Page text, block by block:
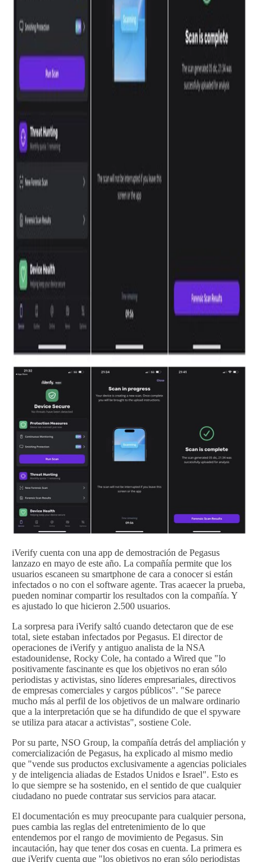
iVerify cuenta con una app de demostración de Pegasus
lanzazo en mayo de este año. La compañía permite que los
usuarios escaneen su smartphone de cara a conocer si están
infectados o no con el software agente. Tras acaecer la prueba,
pueden nominar compartir los resultados con la compañía. Y
es ajustado lo que hicieron 2.500 usuarios.
La sorpresa para iVerify saltó cuando detectaron que de ese
total, siete estaban infectados por Pegasus. El director de
operaciones de iVerify y antiguo analista de la NSA
estadounidense, Rocky Cole, ha contado a Wired que "lo
positivamente fascinante es que los objetivos no eran sólo
periodistas y activistas, sino líderes empresariales, directivos
de empresas comerciales y cargos públicos". "Se parece
mucho más al perfil de los objetivos de un malware ordinario
que a la interpretación que se ha difundido de que el spyware
se utiliza para atacar a activistas", sostiene Cole.
Por su parte, NSO Group, la compañía detrás del ampliación y
comercialización de Pegasus, ha explicado al mismo medio
que "vende sus productos exclusivamente a agencias policiales
y de inteligencia aliadas de Estados Unidos e Israel". Esto es
lo que siempre se ha sostenido, en el sentido de que cualquier
ciudadano no puede contratar sus servicios para atacar.
El documentación es muy preocupante para cualquier persona,
pues cambia las reglas del entretenimiento de lo que
entendemos por el rango de movimiento de Pegasus. Sin
incautación, hay que tener dos cosas en cuenta. La primera es
que iVerify cuenta que "los objetivos no eran sólo periodistas